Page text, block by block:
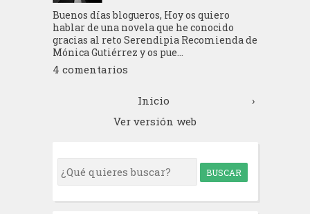
Buenos días blogueros, Hoy os quiero
hablar de una novela que he conocido
gracias al reto Serendipia Recomienda de
Mónica Gutiérrez y os pue...
4 comentarios
›
Inicio
Ver versión web
S
e